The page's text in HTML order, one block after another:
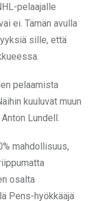
pelaajalle
ei. Tämän avulla
sille, että
pelaamista
kuuluvat muun
Lundell.
mahdollisuus,
osalta
Pens-hyökkääjä